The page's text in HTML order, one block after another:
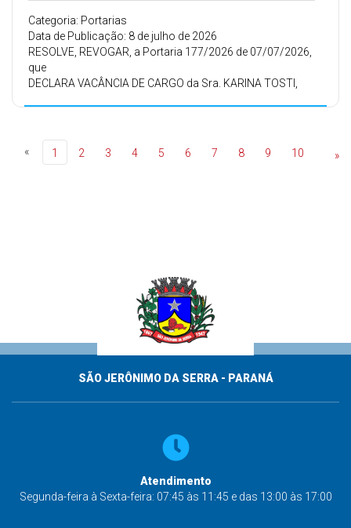
Categoria: Portarias
Data de Publicação: 8 de julho de 2026
RESOLVE, REVOGAR, a Portaria 177/2026 de 07/07/2026,
que
DECLARA VACÂNCIA DE CARGO da Sra. KARINA TOSTI,
«
1 2 3 4 5 6 7 8 9 10 »
SÃO JERÔNIMO DA SERRA - PARANÁ
Atendimento
Segunda-feira à Sexta-feira: 07:45 às 11:45 e das 13:00 às 17:00